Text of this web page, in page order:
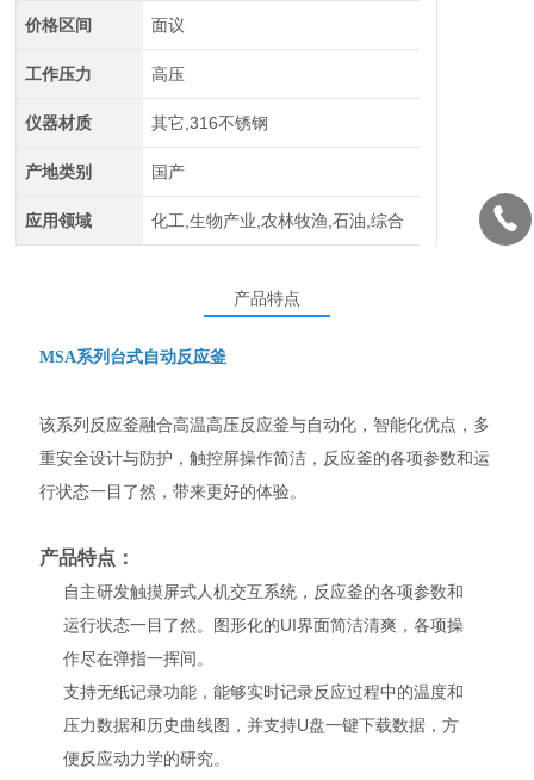
价格区间 面议
工作压力 高压
仪器材质 其它,316不锈钢
产地类别 国产
应用领域 化工,生物产业,农林牧渔,石油,综合
产品特点
MSA系列 台式自动反应釜
该系列反应釜融合高温高压反应釜与自动化，智能化优点，多
重安全设计与防护，触控屏操作简洁，反应釜的各项参数和运
行状态一目了然，带来更好的体验。
产品特点：
自主研发触摸屏式人机交互系统，反应釜的各项参数和
运行状态一目了然。图形化的UI界面简洁清爽，各项操
作尽在弹指一挥间。
支持无纸记录功能，能够实时记录反应过程中的温度和
压力数据和历史曲线图，并支持U盘一键下载数据，方
便反应动力学的研究。